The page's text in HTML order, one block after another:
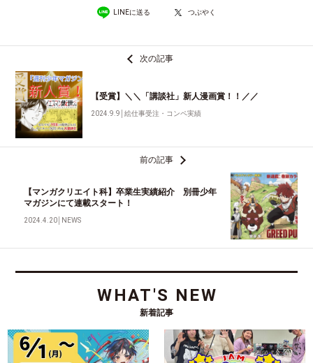
LINEに送る つぶやく
次の記事
【受賞】＼＼「講談社」新人漫画賞！！／／
2024.9.9 │絵仕事受注・コンペ実績
前の記事
【マンガクリエイト科】卒業生実績紹介 別冊少年
マガジンにて連載スタート！
2024.4.20 NEWS
WHAT'S NEW
新着記事